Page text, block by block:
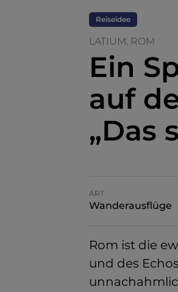
Reiseidee
LATIUM, ROM
Ein
auf
„Das
ART
Wanderausflüge
Rom ist die
und des